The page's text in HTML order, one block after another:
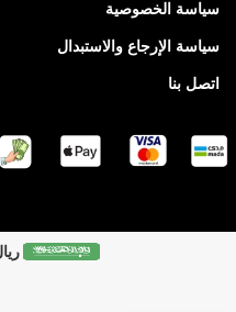
سياسة الخصوصية
سياسة الإرجاع والاستبدال
اتصل بنا